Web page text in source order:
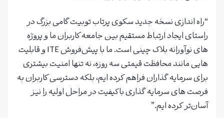
“راه‌ اندازی نسخه جدید سکوی پرتاب توبیت گامی بزرگ در
راستای ایجاد ارتباط مستقیم بین جامعه کاربران ما و پروژه‌
های نوآورانه بلاک‌ چینی است. ما با پیش‌فروش ITE و قابلیت‌
هایی مانند محافظت قیمتی سه‌ روزه، نه‌ تنها امنیت بیشتری
برای سرمایه‌ گذاران فراهم کرده‌ ایم، بلکه دسترسی کاربران به
فرصت‌ های سرمایه‌ گذاری باکیفیت در مراحل اولیه را نیز
آسان‌تر کرده‌ ایم.”